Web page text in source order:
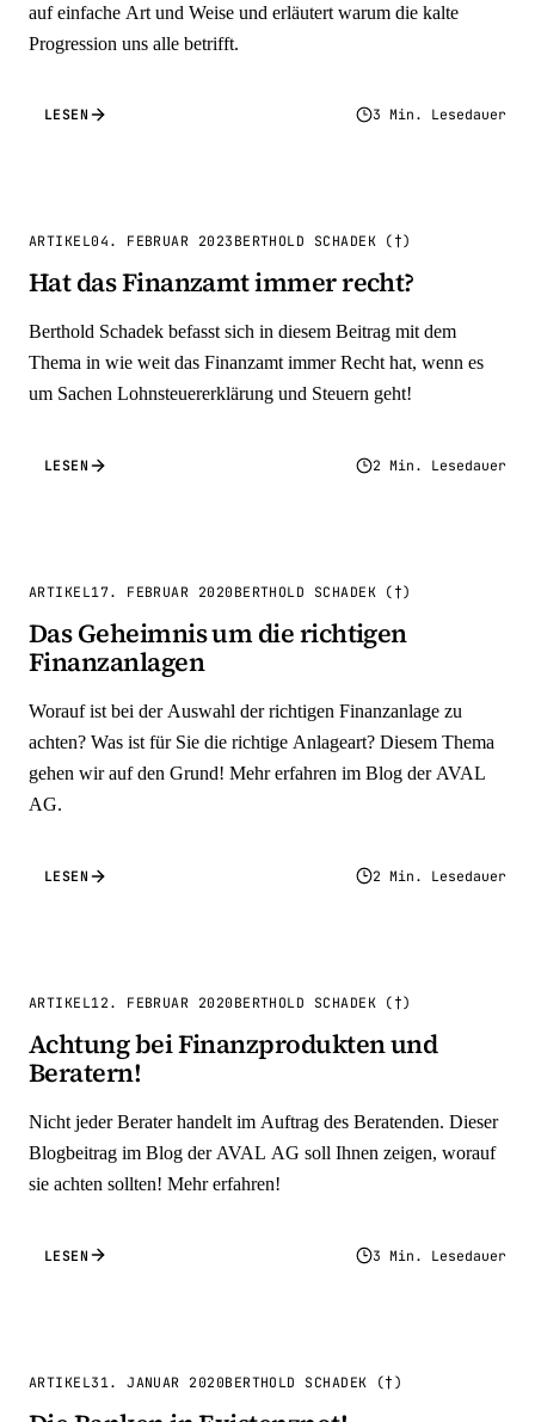
auf einfache Art und Weise und erläutert warum die kalte
Progression uns alle betrifft.
LESEN 3 Min. Lesedauer
ARTIKEL04. FEBRUAR 2023 BERTHOLD SCHADEK (†)
Hat das Finanzamt immer recht?
Berthold Schadek befasst sich in diesem Beitrag mit dem
Thema in wie weit das Finanzamt immer Recht hat, wenn es
um Sachen Lohnsteuererklärung und Steuern geht!
LESEN 2 Min. Lesedauer
ARTIKEL17. FEBRUAR 2020 BERTHOLD SCHADEK (†)
Das Geheimnis um die richtigen
Finanzanlagen
Worauf ist bei der Auswahl der richtigen Finanzanlage zu
achten? Was ist für Sie die richtige Anlageart? Diesem Thema
gehen wir auf den Grund! Mehr erfahren im Blog der AVAL
AG.
LESEN 2 Min. Lesedauer
ARTIKEL 12. FEBRUAR 2020 BERTHOLD SCHADEK (†)
Achtung bei Finanzprodukten und
Beratern!
Nicht jeder Berater handelt im Auftrag des Beratenden. Dieser
Blogbeitrag im Blog der AVAL AG soll Ihnen zeigen, worauf
sie achten sollten! Mehr erfahren!
LESEN 3 Min. Lesedauer
ARTIKEL 31. JANUAR 2020BERTHOLD SCHADEK (†)